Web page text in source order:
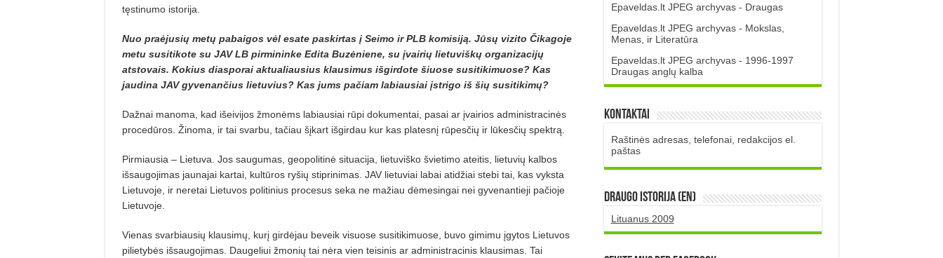
tęstinumo istorija.
Nuo praėjusių metų pabaigos vėl esate paskirtas į Seimo ir PLB komisiją. Jūsų vizito Čikagoje
metu susitikote su JAV LB pirmininke Edita Buzėniene, su įvairių lietuviškų organizacijų
atstovais. Kokius diasporai aktualiausius klausimus išgirdote šiuose susitikimuose? Kas
jaudina JAV gyvenančius lietuvius? Kas jums pačiam labiausiai įstrigo iš šių susitikimų?
Dažnai manoma, kad išeivijos žmonėms labiausiai rūpi dokumentai, pasai ar įvairios administracinės
procedūros. Žinoma, ir tai svarbu, tačiau šįkart išgirdau kur kas platesnį rūpesčių ir lūkesčių spektrą.
Pirmiausia – Lietuva. Jos saugumas, geopolitinė situacija, lietuviško švietimo ateitis, lietuvių kalbos
išsaugojimas jaunajai kartai, kultūros ryšių stiprinimas. JAV lietuviai labai atidžiai stebi tai, kas vyksta
Lietuvoje, ir neretai Lietuvos politinius procesus seka ne mažiau dėmesingai nei gyvenantieji pačioje
Lietuvoje.
Vienas svarbiausių klausimų, kurį girdėjau beveik visuose susitikimuose, buvo gimimu įgytos Lietuvos
pilietybės išsaugojimas. Daugeliui žmonių tai nėra vien teisinis ar administracinis klausimas. Tai
Epaveldas.lt JPEG archyvas - Draugas
Epaveldas.lt JPEG archyvas - Mokslas,
Menas, ir Literatūra
Epaveldas.lt JPEG archyvas - 1996-1997
Draugas anglų kalba
Kontaktai
Raštinės adresas, telefonai, redakcijos el.
paštas
DRAUGO istorija (EN)
Lituanus 2009